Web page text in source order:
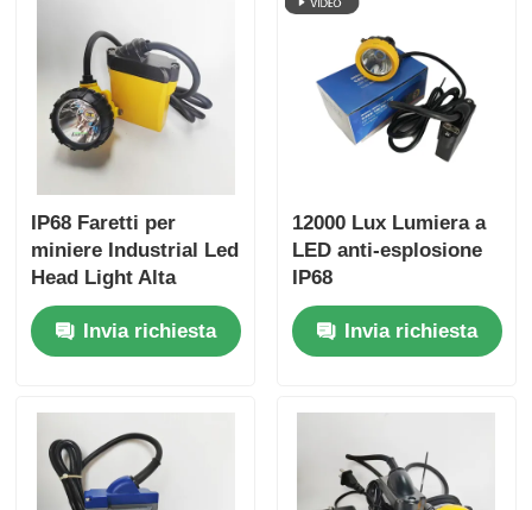
IP68 Faretti per
miniere Industrial Led
Head Light Alta
potenza 25000lux
Minatori Casco Luce
348Lm 20h Runtime
Invia richiesta
12000 Lux Lumiera a
LED anti-esplosione
IP68
Invia richiesta